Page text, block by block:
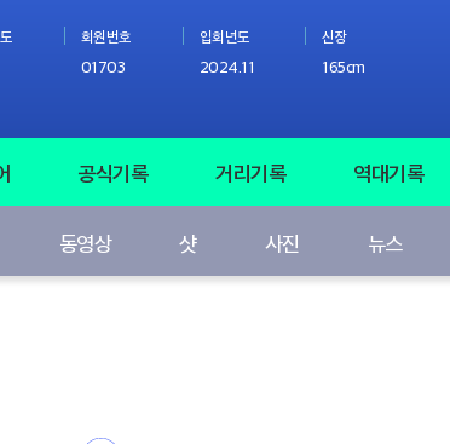
회원번호
01703
입회년도
2024.11
신장
165cm
공식기록 거리기록 역대기록
동영상 샷 사진 뉴스